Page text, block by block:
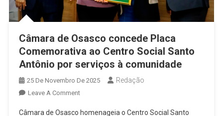
Câmara de Osasco concede Placa
Comemorativa ao Centro Social Santo
Antônio por serviços à comunidade
25 De Novembro De 2025 Redação
Leave A CommentOn
Câmara de Osasco homenageia o Centro Social Santo